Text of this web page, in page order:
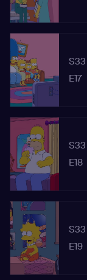
S33
E17
S33
E18
S33
E19